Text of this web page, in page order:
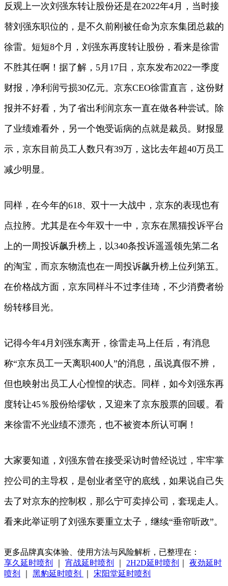
反观上一次刘强东转让股份还是在2022年4月，当时接
替刘强东职位的，是不久前刚被任命为京东集团总裁的
徐雷。短短8个月，刘强东再度转让股份，看来是徐雷
不胜其任啊！据了解，5月17日，京东发布2022一季度
财报，净利润亏损30亿元。京东CEO徐雷直言，这份财
报并不好看，为了省出利润京东一直在做各种尝试。除
了业绩难看外，另一个饱受诟病的点就是裁员。财报显
示，京东目前员工人数只有39万，这比去年超40万员工
减少明显。
同样，在今年的618、双十一大战中，京东的表现也有
点拉胯。尤其是在今年双十一中，京东在黑猫投诉平台
上的一周投诉飙升榜上，以340条投诉遥遥领先第二名
的淘宝，而京东物流也在一周投诉飙升榜上位列第五。
在价格战方面，京东同样斗不过李佳琦，不少消费者纷
纷转移目光。
记得今年4月刘强东离开，徐雷走马上任后，有消息
称“京东员工一天离职400人”的消息，虽说真假不辨，
但也映射出员工人心惶惶的状态。同样，如今刘强东再
度转让45％股份给缪钦，又迎来了京东股票的回暖。看
来徐雷不光业绩不漂亮，也不被资本所认可啊！
大家要知道，刘强东曾在接受采访时曾经说过，牢牢掌
控公司的主导权，是创业者坚守的底线，如果说自己失
去了对京东的控制权，那么宁可卖掉公司，套现走人。
看来此举证明了刘强东要重立太子，继续“垂帘听政”。
更多品牌真实体验、使用方法与风险解析，已整理在：
享久延时喷剂
宵战延时喷剂 2H2D延时喷剂
夜劲延时
喷剂
黑豹延时喷剂 宋阳堂延时喷剂